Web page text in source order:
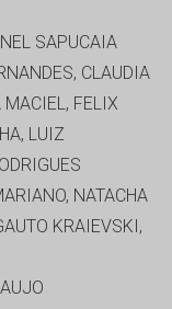
SAPUCAIA
CLAUDIA
MACIEL, FELIX
LUIZ
NATACHA
KRAIEVSKI,